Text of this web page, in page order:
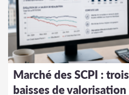
Marché des SCPI :
baisses de